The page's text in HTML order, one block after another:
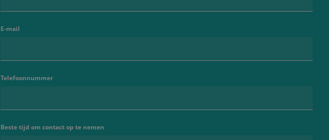
E-mail
Telefoonnummer
Beste tijd om contact op te nemen